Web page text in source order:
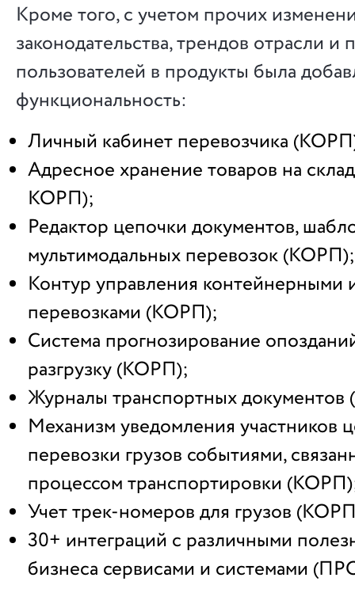
Кроме того, с учетом прочих
законодательства, трендов отрасли и
пользователей в продукты была
функциональность:
Личный кабинет перевозчика
Адресное хранение товаров на
КОРП);
Редактор цепочки документов,
мультимодальных перевозок (КОРП);
Контур управления контейнерными
перевозками (КОРП);
Система прогнозирование
разгрузку (КОРП);
Журналы транспортных
Механизм уведомления участников
перевозки грузов событиями,
процессом транспортировки
Учет трек-номеров для грузов
30+ интеграций с различными
бизнеса сервисами и системами